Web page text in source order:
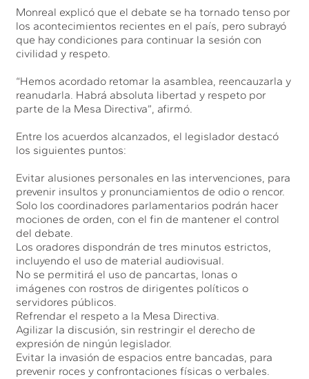
Monreal explicó que el debate se ha tornado tenso por
los acontecimientos recientes en el país, pero subrayó
que hay condiciones para continuar la sesión con
civilidad y respeto.
“Hemos acordado retomar la asamblea, reencauzarla y
reanudarla. Habrá absoluta libertad y respeto por
parte de la Mesa Directiva”, afirmó.
Entre los acuerdos alcanzados, el legislador destacó
los siguientes puntos:
Evitar alusiones personales en las intervenciones, para
prevenir insultos y pronunciamientos de odio o rencor.
Solo los coordinadores parlamentarios podrán hacer
mociones de orden, con el fin de mantener el control
del debate.
Los oradores dispondrán de tres minutos estrictos,
incluyendo el uso de material audiovisual.
No se permitirá el uso de pancartas, lonas o
imágenes con rostros de dirigentes políticos o
servidores públicos.
Refrendar el respeto a la Mesa Directiva.
Agilizar la discusión, sin restringir el derecho de
expresión de ningún legislador.
Evitar la invasión de espacios entre bancadas, para
prevenir roces y confrontaciones físicas o verbales.